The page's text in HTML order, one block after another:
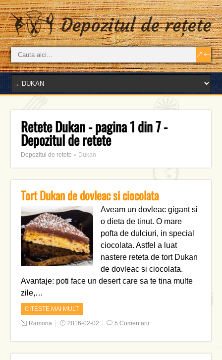
Retete Dukan - pagina 1 din 7 -
Depozitul de retete
Depozitul de retete » Dukan
Tort Dukan de dovleac si ciocolata
Aveam un dovleac gigant si
o dieta de tinut. O mare
pofta de dulciuri, in special
ciocolata. Astfel a luat
nastere reteta de tort Dukan
de dovleac si ciocolata.
Avantaje: poti face un desert care sa te tina multe
zile,…
CITESTE MAI MULT
Ramona 2016-02-02 5 Comentarii